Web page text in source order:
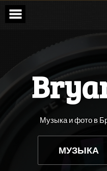
Перейти
содержимому
Музыка и фото в
МУЗЫКА